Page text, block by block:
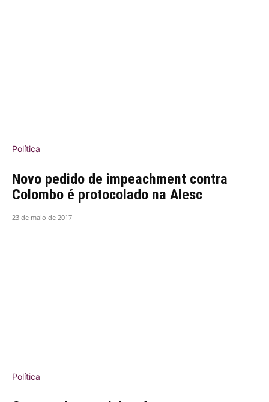
Política
Novo pedido de impeachment contra
Colombo é protocolado na Alesc
23 de maio de 2017
Política